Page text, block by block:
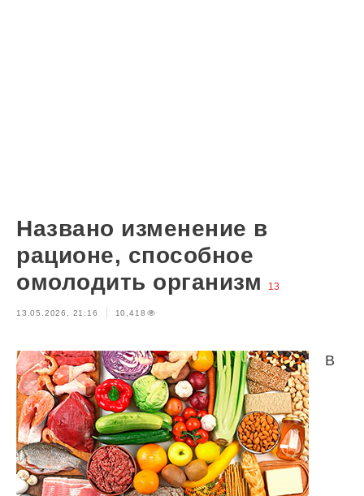
Названо изменение в
рационе, способное
омолодить организм
13
13.05.2026, 21:16 10,418
В